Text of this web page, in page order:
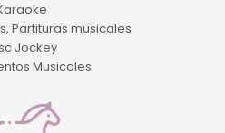
Partituras musicales
Jockey
Musicales